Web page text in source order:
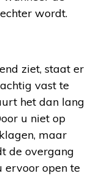
wordt.
ziet, staat er
vast te
het dan lang
u niet op
maar
de overgang
ervoor open te